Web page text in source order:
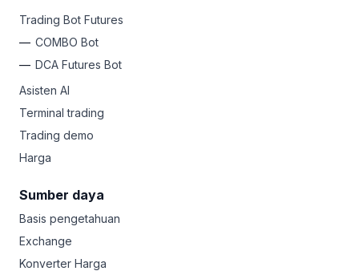
Trading Bot Futures
COMBO Bot
DCA Futures Bot
Asisten AI
Terminal trading
Trading demo
Harga
Sumber daya
Basis pengetahuan
Exchange
Konverter Harga